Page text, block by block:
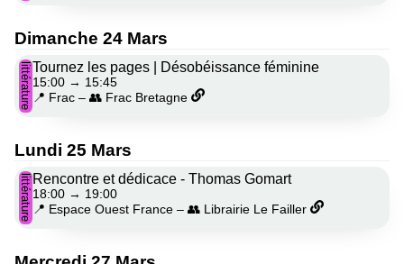
Dimanche 24 Mars
littératureTournez les pages | Désobéissance féminine
15:00 → 15:45
📍 Frac – 👥 Frac Bretagne
Lundi 25 Mars
littératureRencontre et dédicace - Thomas Gomart
18:00 → 19:00
📍 Espace Ouest France – 👥 Librairie Le Failler